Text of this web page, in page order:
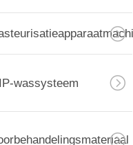
wassysteem